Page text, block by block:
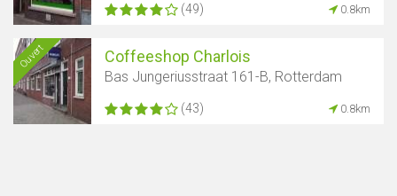
(49) 0.8km
Ouvert Coffeeshop Charlois
Bas Jungeriusstraat 161-B, Rotterdam
(43) 0.8km